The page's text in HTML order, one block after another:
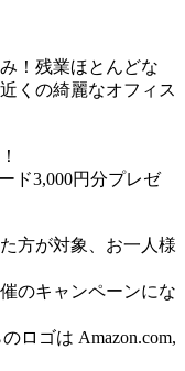
！残業ほとんどな
くの綺麗なオフィス
ド3,000円分プレゼ
方が対象、お一人様
のキャンペーンにな
ロゴは Amazon.com,